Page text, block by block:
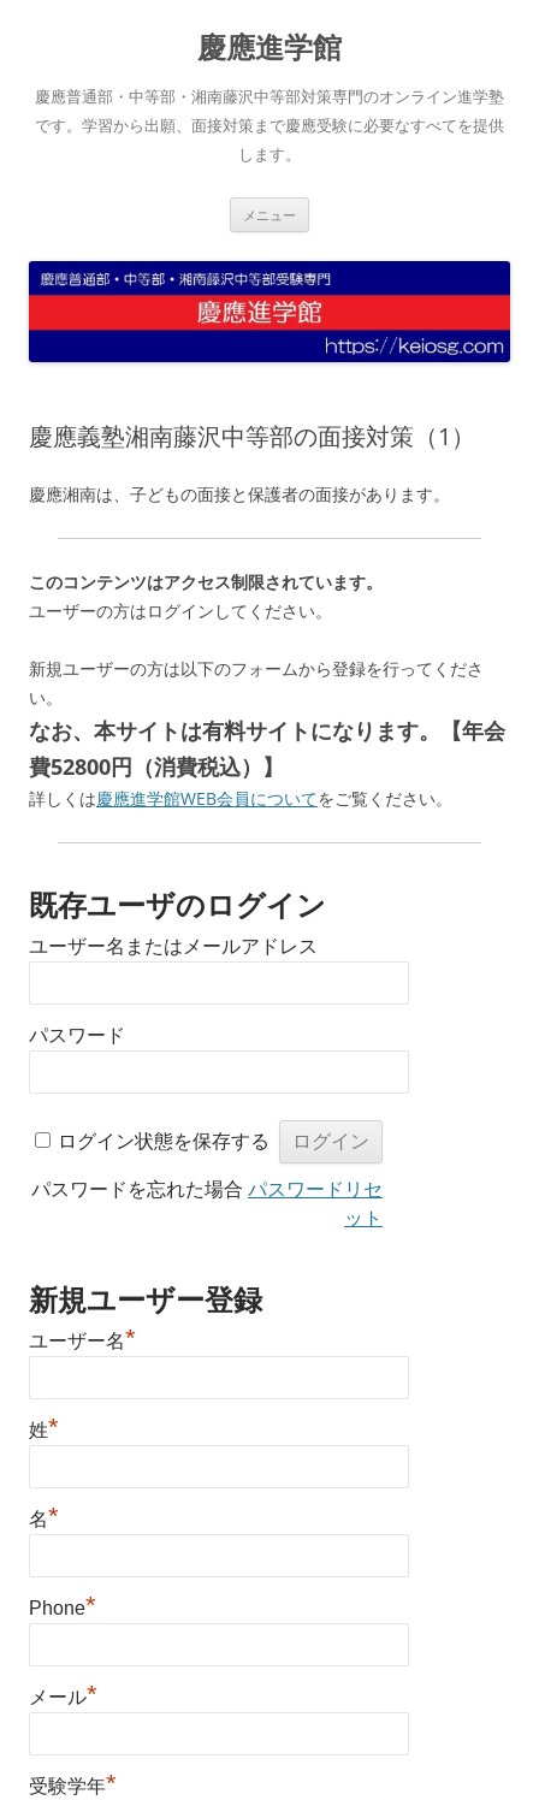
へ
ス
キ
慶應進学館
慶應普通部・中等部・湘南藤沢中等部対策専門のオンライン進学塾
です。学習から出願、面接対策まで慶應受験に必要なすべてを提供
します。
メニュー
慶應義塾湘南藤沢中等部の面接対策（1）
慶應湘南は、子どもの面接と保護者の面接があります。
このコンテンツはアクセス制限されています。
ユーザーの方はログインしてください。
新規ユーザーの方は以下のフォームから登録を行ってくださ
い。
なお、本サイトは有料サイトになります。【年会
費52800円（消費税込）】
詳しくは慶應進学館WEB会員についてをご覧ください。
既存ユーザのログイン
ユーザー名またはメールアドレス
パスワード
ログイン状態を保存する
パスワードを忘れた場合 パスワードリセ
ット
新規ユーザー登録
ユーザー名*
姓*
名*
Phone*
メール*
受験学年*